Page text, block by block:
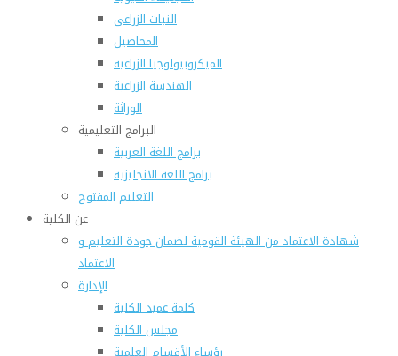
النبات الزراعى
المحاصيل
الميكروبيولوجيا الزراعية
الهندسة الزراعية
الوراثة
البرامج التعليمية
برامج اللغة العربية
برامج اللغة الانجليزية
التعليم المفتوح
عن الكلية
شهادة الاعتماد من الهيئة القومية لضمان جودة التعليم و
الاعتماد
الإدارة
كلمة عميد الكلية
مجلس الكلية